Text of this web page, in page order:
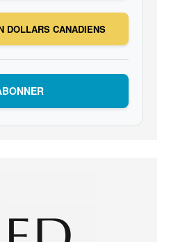
DOLLARS CANADIENS